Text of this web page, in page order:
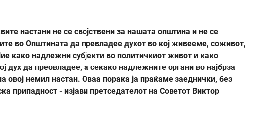
настани не се својствени за нашата општина и не се
во Општината да превладее духот во кој живееме, соживот,
како надлежни субјекти во политичкиот живот и како
дух да преовладее, а секако надлежните органи во најбрза
овој немил настан. Оваа порака ја праќаме заеднички, без
припадност - изјави претседателот на Советот Виктор